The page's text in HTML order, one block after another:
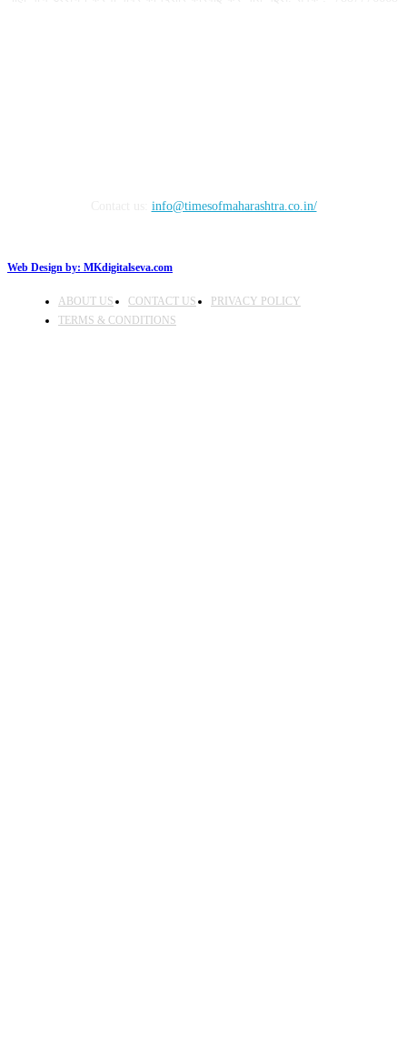
info@timesofmaharashtra.co.in/
Web Design by: MKdigitalseva.com
ABOUT US CONTACT US
PRIVACY POLICY
TERMS & CONDITIONS